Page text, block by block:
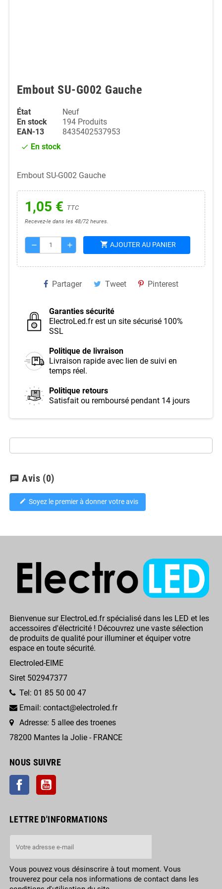
Embout SU-G002 Gauche
État
Neuf
En stock
194 Produits
EAN-13
8435402537953
check En stock
Embout SU-G002 Gauche
1,05 € TTC
Recevez-le dans les 48/72 heures.
remove add shopping_cart AJOUTER AU PANIER
Partager Tweet Pinterest
Garanties sécurité
ElectroLed.fr est un site sécurisé 100%
SSL
Politique de livraison
Livraison rapide avec lien de suivi en
temps réel.
Politique retours
Satisfait ou remboursé pendant 14 jours
chat Avis (0)
edit Soyez le premier à donner votre avis
Bienvenue sur ElectroLed.fr spécialisé dans les LED et les
accessoires d'électricité ! Découvrez une vaste sélection
de produits de qualité pour illuminer et équiper votre
espace en toute sécurité.
Electroled-EIME
Siret 502947377
Tel: 01 85 50 00 47
Email: contact@electroled.fr
Adresse: 5 allee des troenes
78200 Mantes la Jolie - FRANCE
NOUS SUIVRE
FacebookYouTube
LETTRE D'INFORMATIONS
Vous pouvez vous désinscrire à tout moment. Vous
trouverez pour cela nos informations de contact dans les